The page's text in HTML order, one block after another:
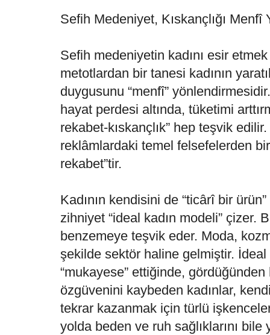
Sefih Medeniyet, Kıskançlığı Menfî
Sefih medeniyetin kadını esir etmek
metotlardan bir tanesi kadının
duygusunu “menfî”
hayat perdesi altında, tüketimi
rekabet-kıskançlık” hep teşvik
reklâmlardaki temel felsefelerden
rekabet”tir.
Kadının kendisini de “ticârî bir
zihniyet “ideal kadın modeli” çizer.
benzemeye teşvik eder. Moda,
şekilde sektör haline gelmiştir.
“mukayese” ettiğinde,
özgüvenini kaybeden kadınlar,
tekrar kazanmak için türlü
yolda beden ve ruh sağlıklarını